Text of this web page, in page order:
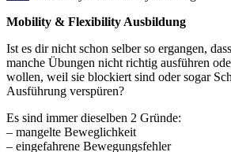
Mobility & Flexibility Ausbildung
Ist es dir nicht schon selber so ergangen,
manche Übungen nicht richtig ausführen
wollen, weil sie blockiert sind oder sogar
Ausführung verspüren?
Es sind immer dieselben 2 Gründe:
– mangelte Beweglichkeit
– eingefahrene Bewegungsfehler